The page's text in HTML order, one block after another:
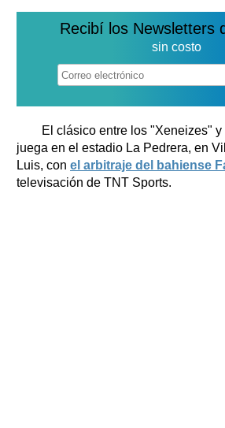
Recibí los Newsletters
sin costo
El clásico entre los "Xeneizes" y
juega en el estadio La Pedrera, en
Luis, con el arbitraje del bahiense
televisación de TNT Sports.